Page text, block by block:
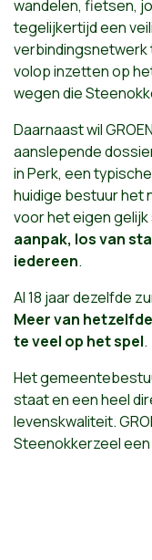
wandelen, fietsen,
tegelijkertijd een
verbindingsnetwerk
volop inzetten op
wegen die
Daarnaast wil
aanslepende
in Perk, een
huidige bestuur het
voor het eigen gelijk
aanpak, los van
iedereen.
Al 18 jaar dezelfde
Meer van
te veel op het spel.
Het
staat en een heel
levenskwaliteit.
Steenokkerzeel